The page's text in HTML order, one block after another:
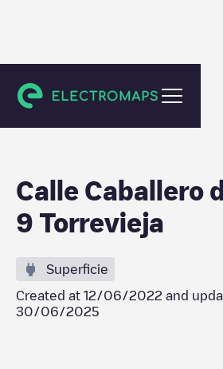
Torrevieja
Calle Caballero
9 Torrevieja
Superficie
Created at 12/06/2022 and
30/06/2025